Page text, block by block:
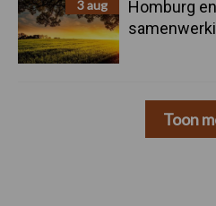
3 aug
Homburg
Toon